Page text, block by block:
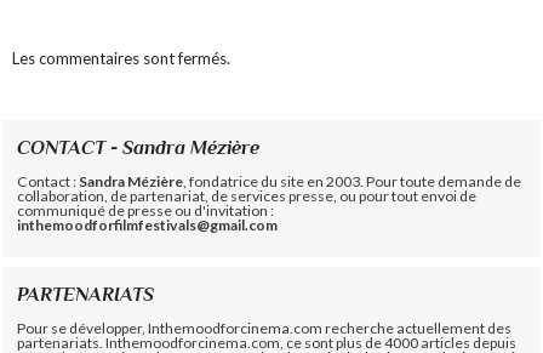
Les commentaires sont fermés.
CONTACT - Sandra Mézière
Contact : Sandra Mézière , fondatrice du site en 2003. Pour toute demande de
collaboration, de partenariat, de services presse, ou pour tout envoi de
communiqué de presse ou d'invitation :
inthemoodforfilmfestivals@gmail.com
PARTENARIATS
Pour se développer, Inthemoodforcinema.com recherche actuellement des
partenariats. Inthemoodforcinema.com, ce sont plus de 4000 articles depuis